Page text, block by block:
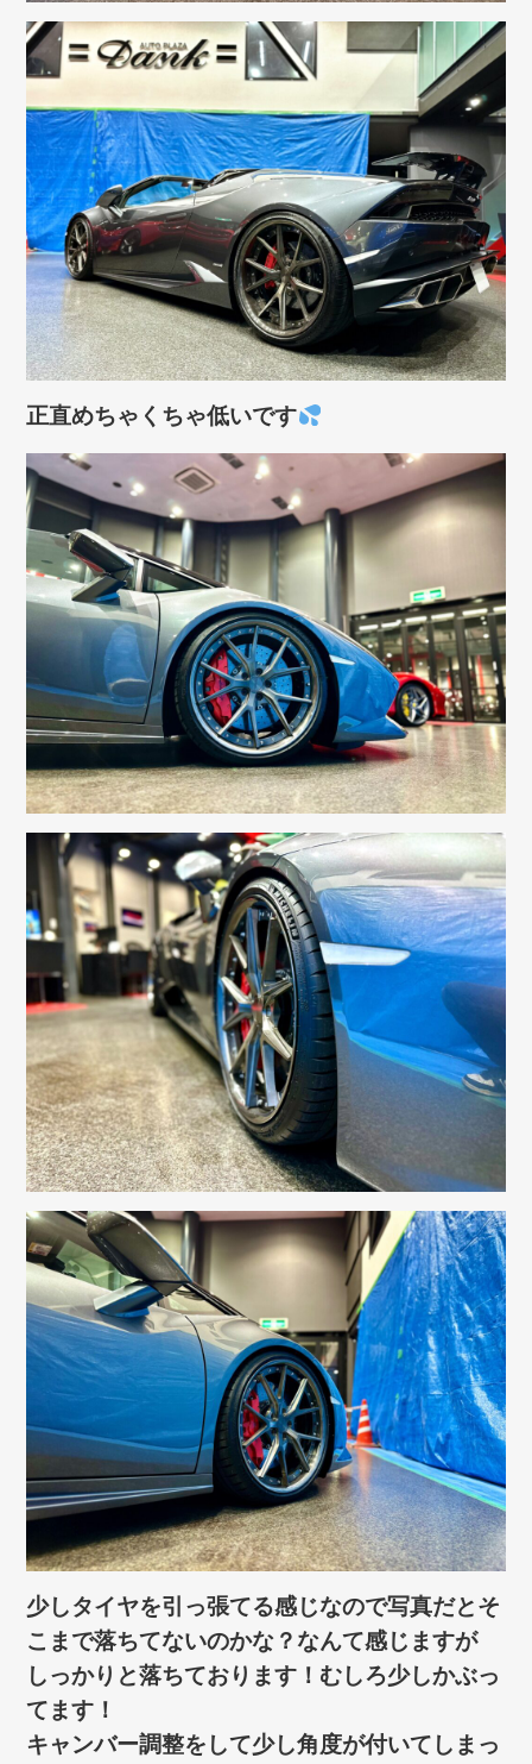
正直めちゃくちゃ低いです
少しタイヤを引っ張てる感じなので写真だとそ
こまで落ちてないのかな？なんて感じますが
しっかりと落ちております！むしろ少しかぶっ
てます！
キャンバー調整をして少し角度が付いてしまっ